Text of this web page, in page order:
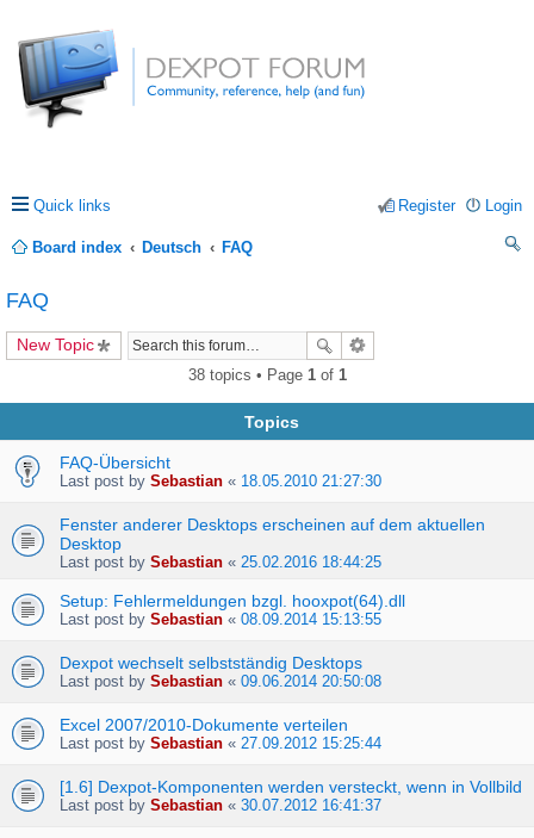
Quick links Login
Register
Board index Deutsch
FAQ
FAQ
New Topic
38 topics • Page 1of 1
Topics
FAQ-Übersicht
Last post by Sebastian « 18.05.2010 21:27:30
Fenster anderer Desktops erscheinen auf dem aktuellen
Desktop
Last post by Sebastian « 25.02.2016 18:44:25
Setup: Fehlermeldungen bzgl. hooxpot(64).dll
Last post by Sebastian « 08.09.2014 15:13:55
Dexpot wechselt selbstständig Desktops
Last post by Sebastian « 09.06.2014 20:50:08
Excel 2007/2010-Dokumente verteilen
Last post by Sebastian « 27.09.2012 15:25:44
[1.6] Dexpot-Komponenten werden versteckt, wenn in Vollbild
Last post by Sebastian « 30.07.2012 16:41:37